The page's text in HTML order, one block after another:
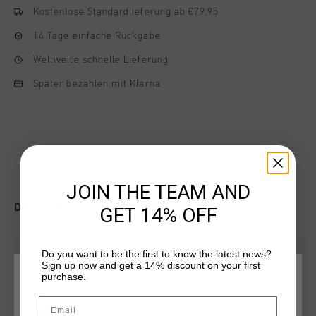
Kostenlose Standardlieferung ab €79,95
14 Tage einfache Rückgabe
Weltweite schnelle Lieferung
Später bezahlen mit Klarna
DAS KÖNNTE IHNEN AUCH GEFALLEN
WÄHLEN SIE IHREN STANDORT UND IHRE SPRACHE
JOIN THE TEAM AND
GET 14% OFF
Do you want to be the first to know the latest news?
Sign up now and get a 14% discount on your first
purchase.
Email